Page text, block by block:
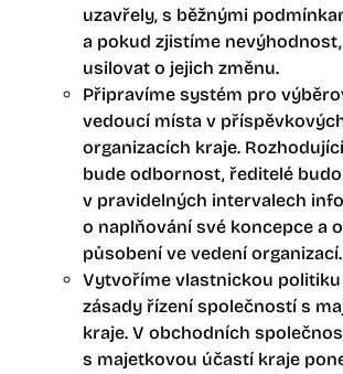
uzavřely, s běžnými
a pokud zjistíme
usilovat o jejich změnu.
Připravíme systém pro
vedoucí místa v
organizacích kraje.
bude odbornost, ředitelé
v pravidelných intervalech
o naplňování své koncepce a
působení ve vedení organizací.
Vytvoříme vlastnickou
zásady řízení společností s
kraje. V obchodních
s majetkovou účastí kraje